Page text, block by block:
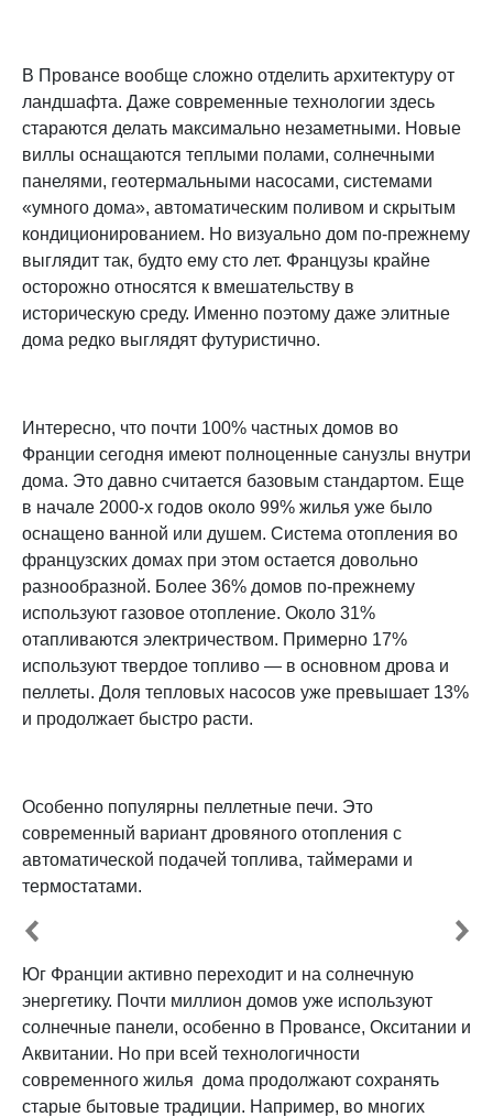
В Провансе вообще сложно отделить архитектуру от
ландшафта. Даже современные технологии здесь
стараются делать максимально незаметными. Новые
виллы оснащаются теплыми полами, солнечными
панелями, геотермальными насосами, системами
«умного дома», автоматическим поливом и скрытым
кондиционированием. Но визуально дом по-прежнему
выглядит так, будто ему сто лет. Французы крайне
осторожно относятся к вмешательству в
историческую среду. Именно поэтому даже элитные
дома редко выглядят футуристично.
Интересно, что почти 100% частных домов во
Франции сегодня имеют полноценные санузлы внутри
дома. Это давно считается базовым стандартом. Еще
в начале 2000-х годов около 99% жилья уже было
оснащено ванной или душем. Система отопления во
французских домах при этом остается довольно
разнообразной. Более 36% домов по-прежнему
используют газовое отопление. Около 31%
отапливаются электричеством. Примерно 17%
используют твердое топливо — в основном дрова и
пеллеты. Доля тепловых насосов уже превышает 13%
и продолжает быстро расти.
Особенно популярны пеллетные печи. Это
современный вариант дровяного отопления с
автоматической подачей топлива, таймерами и
термостатами.
Юг Франции активно переходит и на солнечную
энергетику. Почти миллион домов уже используют
солнечные панели, особенно в Провансе, Окситании и
Аквитании. Но при всей технологичности
современного жилья дома продолжают сохранять
старые бытовые традиции. Например, во многих